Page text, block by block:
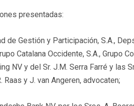
presentadas:
de Gestión y Participación, S.A.,
Catalana Occidente, S.A., Grupo
NV y del Sr. J.M. Serra Farré y las
Raas y J. van Angeren, advocaten;